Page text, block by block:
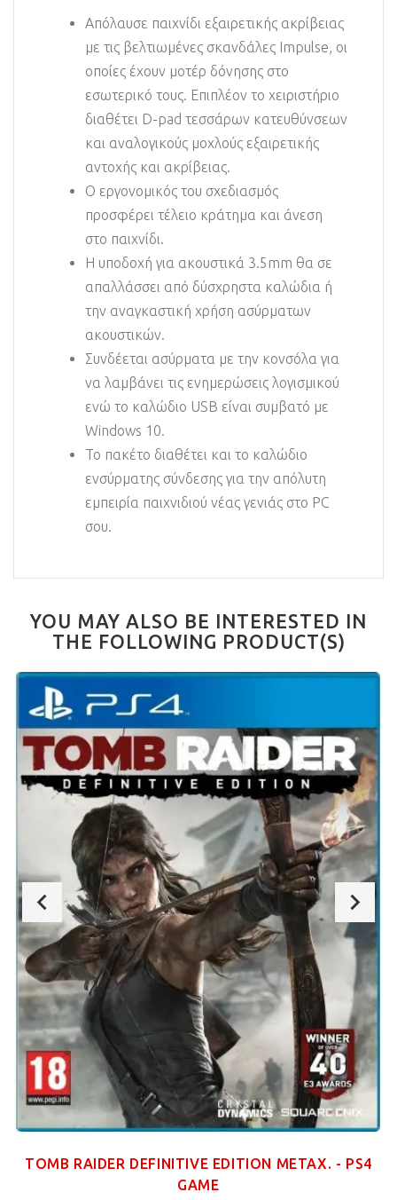
Απόλαυσε παιχνίδι εξαιρετικής ακρίβειας
με τις βελτιωμένες σκανδάλες Impulse, οι
οποίες έχουν μοτέρ δόνησης στο
εσωτερικό τους. Επιπλέον το χειριστήριο
διαθέτει D-pad τεσσάρων κατευθύνσεων
και αναλογικούς μοχλούς εξαιρετικής
αντοχής και ακρίβειας.
Ο εργονομικός του σχεδιασμός
προσφέρει τέλειο κράτημα και άνεση
στο παιχνίδι.
Η υποδοχή για ακουστικά 3.5mm θα σε
απαλλάσσει από δύσχρηστα καλώδια ή
την αναγκαστική χρήση ασύρματων
ακουστικών.
Συνδέεται ασύρματα με την κονσόλα για
να λαμβάνει τις ενημερώσεις λογισμικού
ενώ το καλώδιο USB είναι συμβατό με
Windows 10.
Το πακέτο διαθέτει και το καλώδιο
ενσύρματης σύνδεσης για την απόλυτη
εμπειρία παιχνιδιού νέας γενιάς στο PC
σου.
YOU MAY ALSO BE INTERESTED IN
THE FOLLOWING PRODUCT(S)
TOMB RAIDER DEFINITIVE EDITION ΜΕΤΑΧ. - PS4
GAME